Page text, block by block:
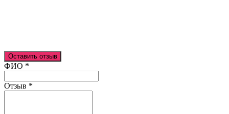
Оставить отзыв
Ваш отзыв был отправлен!
ФИО *
Отзыв *